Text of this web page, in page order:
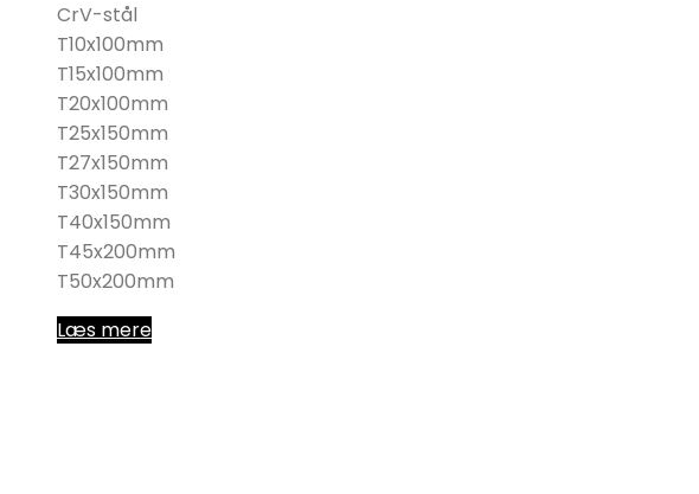
CrV-stål
T10x100mm
T15x100mm
T20x100mm
T25x150mm
T27x150mm
T30x150mm
T40x150mm
T45x200mm
T50x200mm
Læs mere